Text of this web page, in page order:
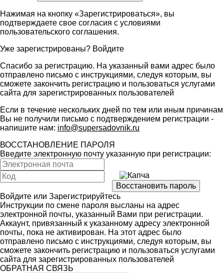
Нажимая на кнопку «Зарегистрироваться», вы
подтверждаете свое согласия с условиями
пользовательского соглашения.
Уже зарегистрированы? Войдите
Спасибо за регистрацию. На указанный вами адрес было
отправлено письмо с инструкциями, следуя которым, вы
сможете закончить регистрацию и пользоваться услугами
сайта для зарегистрированных пользователей
Если в течение нескольких дней по тем или иным причинам
Вы не получили письмо с подтверждением регистрации -
напишите нам: info@supersadovnik.ru
ВОССТАНОВЛЕНИЕ ПАРОЛЯ
Введите электронную почту указанную при регистрации:
Войдите или Зарегистрируйтесь
Инструкции по смене пароля высланы на адрес
электронной почты, указанный Вами при регистрации.
Аккаунт, привязанный к указанному адресу электронной
почты, пока не активирован. На этот адрес было
отправлено письмо с инструкциями, следуя которым, вы
сможете закончить регистрацию и пользоваться услугами
сайта для зарегистрированных пользователей
ОБРАТНАЯ СВЯЗЬ